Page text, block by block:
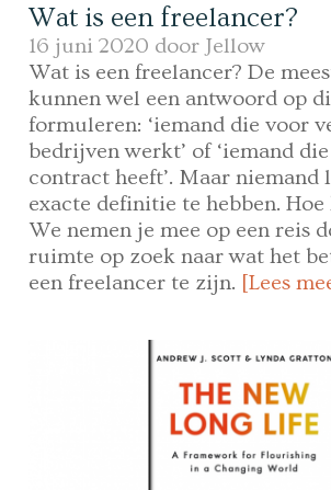
Wat is een freelancer?
16 juni 2020 door Jellow
Wat is een freelancer? De
kunnen wel een antwoord op
formuleren: ‘iemand die voor
bedrijven werkt’ of ‘iemand
contract heeft’. Maar niemand
exacte definitie te hebben.
We nemen je mee op een reis
ruimte op zoek naar wat het
een freelancer te zijn. [Lees